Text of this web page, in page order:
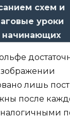
схем и
уроки
начинающих
лишь
после